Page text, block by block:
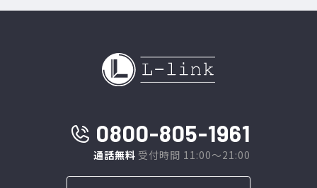
0800-805-1961
通話無料 受付時間 11:00～21:00